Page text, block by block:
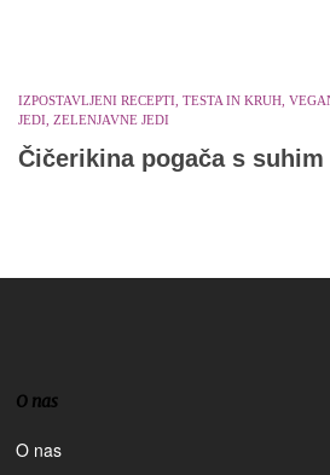
IZPOSTAVLJENI RECEPTI, TESTA IN KRUH,
JEDI, ZELENJAVNE JEDI
Čičerikina pogača s
O nas
O nas